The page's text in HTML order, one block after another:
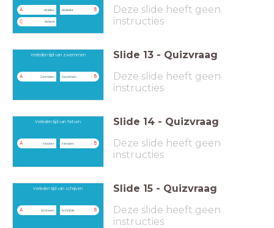
A Hij kijkte B
Hij kiekte
C Hij keek
Deze slide heeft geen
instructies
Verleden tijd van zwemmen
A Zwemden B
Zwommen
Slide 13 - Quizvraag
Deze slide heeft geen
instructies
Verleden tijd van fietsen
A Fietsten B
Fietsden
Slide 14 - Quizvraag
Deze slide heeft geen
instructies
Verleden tijd van schrijven
A Schreven B
Schrijfde
Slide 15 - Quizvraag
Deze slide heeft geen
instructies